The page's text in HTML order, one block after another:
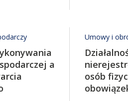
a
Umowy i
osób